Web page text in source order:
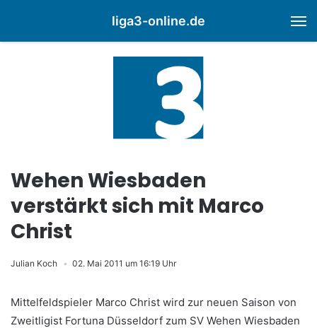
liga3-online.de
Wehen Wiesbaden
verstärkt sich mit Marco
Christ
Julian Koch 02. Mai 2011 um 16:19 Uhr
Mittelfeldspieler Marco Christ wird zur neuen Saison von
Zweitligist Fortuna Düsseldorf zum SV Wehen Wiesbaden